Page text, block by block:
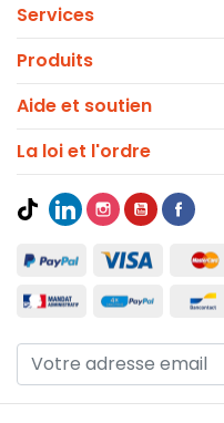
Services
Produits
Aide et soutien
La loi et l'ordre